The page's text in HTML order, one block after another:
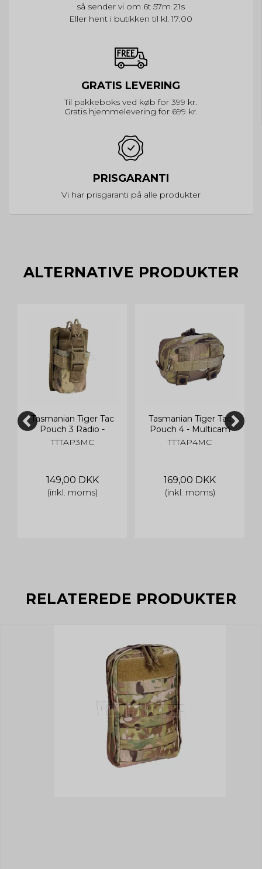
så sender vi om 6t 57m 21s
Eller hent i butikken til kl. 17:00
GRATIS LEVERING
Til pakkeboks ved køb for 399 kr.
Gratis hjemmelevering for 699 kr.
PRISGARANTI
Vi har prisgaranti på alle produkter
ALTERNATIVE PRODUKTER
Tasmanian Tiger Tac
Pouch 3 Radio -
Multicam
TTTAP3MC
149,00 DKK
(inkl. moms)
Tasmanian Tiger Tac
Pouch 4 - Multicam
TTTAP4MC
169,00 DKK
(inkl. moms)
RELATEREDE PRODUKTER